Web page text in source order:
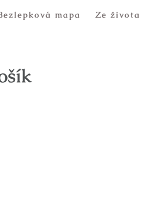
mapa Ze života